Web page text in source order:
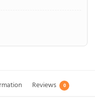
Reviews 0